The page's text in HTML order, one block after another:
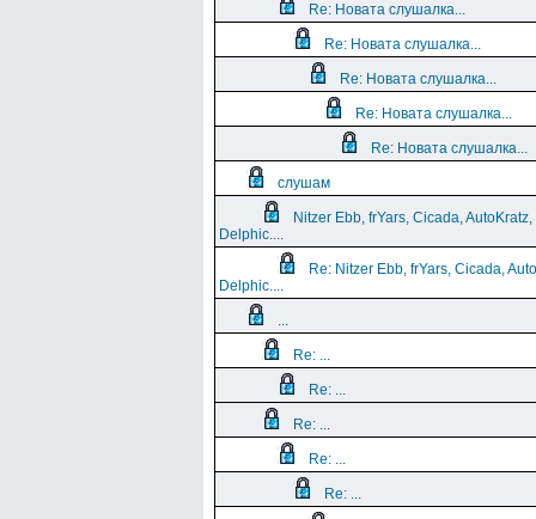
Re: Новата слушалка...
Re: Новата слушалка...
Re: Новата слушалка...
Re: Новата слушалка...
Re: Новата слушалка...
слушам
Nitzer Ebb, frYars, Cicada, AutoKratz,
Delphic....
Re: Nitzer Ebb, frYars, Cicada,
Delphic....
...
Re: ...
Re: ...
Re: ...
Re: ...
Re: ...